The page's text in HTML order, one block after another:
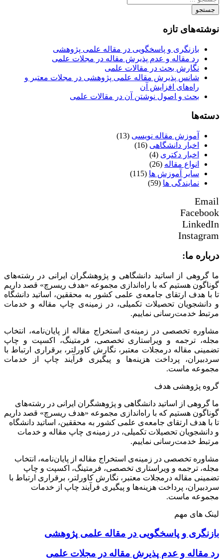
جستجو
نوشته‌های تازه
بازنگری و پاسخگویی در مقاله علمی پژوهشی
رد مقاله و عدم پذیرش مقاله در مجلات علمی
نگارش بحث در مقالات علمی
شانس پذیرش مقاله علمی پژوهشی در مجلات معتبر و
راه‌های افزایش آن
بحث و اصول نوشتن آن در مقالات علمی
دسته‌ها
آموزش مقاله نویسی (13)
اخبار دانشگاهی (16)
اخبار دکتری (4)
انواع مقاله (26)
سایر آموزش ها (115)
نمایندگی ها (59)
Email
Facebook
LinkedIn
Instagram
درباره ما:
ما گروهی از اساتید دانشگاهی و پژوهشگران ایرانی در رشته‌های
گوناگون هستیم که با راه‌اندازی مجموعه «هدف ریسرچ» قصد داریم
تا با هدف ارتقای جامعه‌ی علمی کشور به محققین، اساتید دانشگاه
و دانشجویان تحصیلات تکمیلی، در زمینه‌ی چاپ مقاله و خدمات
مرتبط خدمت‌رسانی نماییم.
مشاوره تخصصی در زمینه‌ی استخراج مقاله از پایان‌نامه، انتخاب
مجله، ترجمه و ویراستاری تخصصی، فرمتینگ، اکسپت و چاپ
تضمینی مقاله درمجلات معتبر، نگارش کاورلتر، برقراری ارتباط با
سردبیران، پرداخت هزینه‌ها و پیگیری فرآیند چاپ از خدمات
مجموعه ماست.
گروه پژوهشی هدف
ما گروهی از اساتید دانشگاهی و پژوهشگران ایرانی در رشته‌های
گوناگون هستیم که با راه‌اندازی مجموعه «هدف ریسرچ» قصد داریم
تا با هدف ارتقای جامعه‌ی علمی کشور به محققین، اساتید دانشگاه
و دانشجویان تحصیلات تکمیلی، در زمینه‌ی چاپ مقاله و خدمات
مرتبط خدمت‌رسانی نماییم.
مشاوره تخصصی در زمینه‌ی استخراج مقاله از پایان‌نامه، انتخاب
مجله، ترجمه و ویراستاری تخصصی، فرمتینگ، اکسپت و چاپ
تضمینی مقاله درمجلات معتبر، نگارش کاورلتر، برقراری ارتباط با
سردبیران، پرداخت هزینه‌ها و پیگیری فرآیند چاپ از خدمات
مجموعه ماست.
لینک های مهم
بازنگری و پاسخگویی در مقاله علمی پژوهشی
رد مقاله و عدم پذیرش مقاله در مجلات علمی